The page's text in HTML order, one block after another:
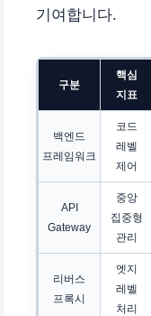
기여합니다.
구분
핵심
지표
백엔드
프레임워크
코드
레벨
제어
API
Gateway
중앙
집중형
관리
리버스
프록시
엣지
레벨
처리